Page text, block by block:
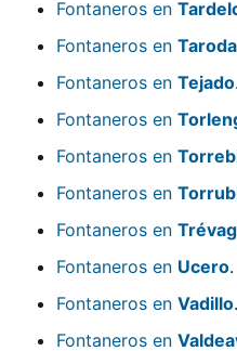
Fontaneros en
Fontaneros en Taroda
Fontaneros en Tejado.
Fontaneros en
Fontaneros en
Fontaneros en
Fontaneros en
Fontaneros en Ucero.
Fontaneros en Vadillo.
Fontaneros en